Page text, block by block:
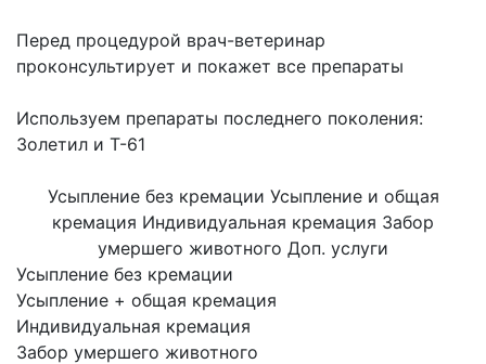
Перед процедурой врач-ветеринар
проконсультирует и покажет все препараты
Используем препараты последнего поколения:
Золетил и Т-61
Усыпление без кремации Усыпление и общая
кремация Индивидуальная кремация Забор
умершего животного Доп. услуги
Усыпление без кремации
Усыпление + общая кремация
Индивидуальная кремация
Забор умершего животного